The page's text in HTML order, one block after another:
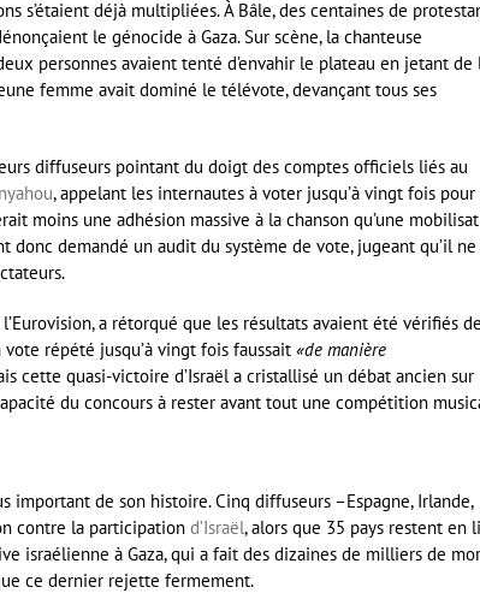
s’étaient déjà multipliées. À Bâle, des centaines de
le génocide à Gaza. Sur scène, la chanteuse
personnes avaient tenté d’envahir le plateau en jetant de
femme avait dominé le télévote, devançant tous ses
diffuseurs pointant du doigt des comptes officiels liés au
, appelant les internautes à voter jusqu’à vingt fois pour
moins une adhésion massive à la chanson qu’une
donc demandé un audit du système de vote, jugeant qu’il ne
a rétorqué que les résultats avaient été vérifiés
répété jusqu’à vingt fois faussait «de manière
cette quasi-victoire d’Israël a cristallisé un débat ancien sur
du concours à rester avant tout une compétition
important de son histoire. Cinq diffuseurs –Espagne, Irlande,
contre la participation d’Israël, alors que 35 pays restent en
israélienne à Gaza, qui a fait des dizaines de milliers de
ce dernier rejette fermement.